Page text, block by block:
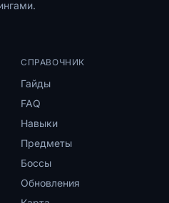
СПРАВОЧНИК
Гайды
FAQ
Навыки
Предметы
Боссы
Обновления